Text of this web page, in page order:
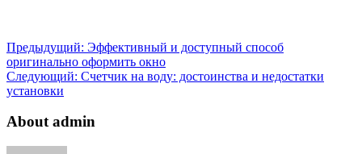
Предыдущий: Эффективный и доступный способ
оригинально оформить окно
Следующий: Счетчик на воду: достоинства и недостатки
установки
About admin